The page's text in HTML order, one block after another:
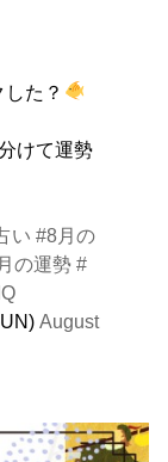
る日。あな
た？
けて運勢
い #8月の
の運勢 #
August